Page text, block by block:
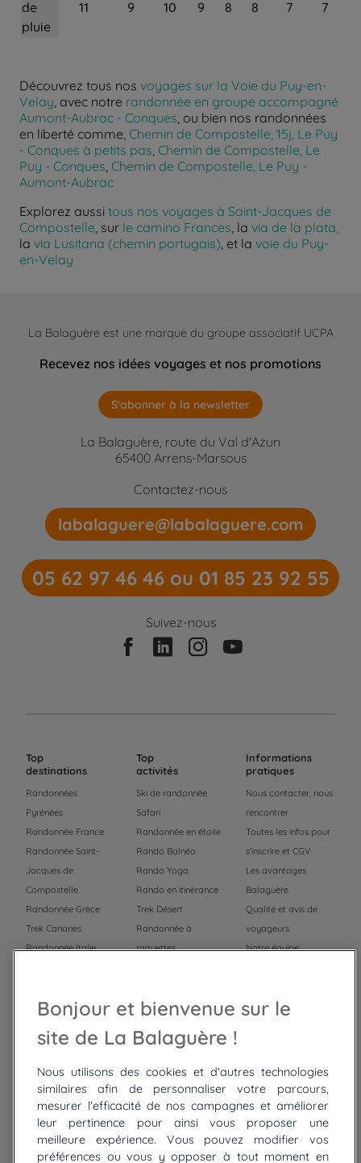
de
pluie
11 9 10 9 8 8 7 7
Découvrez tous nos voyages sur la Voie du Puy-en-
Velay , avec notre randonnée en groupe accompagné
Aumont-Aubrac - Conques , ou bien nos randonnées
en liberté comme, Chemin de Compostelle, 15j, Le Puy
- Conques à petits pas Chemin de Compostelle, Le
Puy - Conques Chemin de Compostelle, Le Puy -
Aumont-Aubrac
Explorez aussi tous nos voyages à Saint-Jacques de
Compostelle , sur le camino Frances , la via de la plata
la via Lusitana (chemin portugais) , et la voie du Puy-
en-Velay
La Balaguère est une marque du groupe associatif UCPA
Recevez nos idées voyages et nos promotions
S'abonner à la newsletter
La Balaguère, route du Val d'Azun
65400 Arrens-Marsous
Contactez-nous
labalaguere@labalaguere.com
05 62 97 46 46 ou 01 85 23 92 55
Suivez-nous
Top
destinations
Randonnées
Pyrénées
Randonnée France
Randonnée Saint-
Jacques de
Compostelle
Randonnée Grèce
Trek Canaries
Randonnée Italie
Trek Mauritanie
Top
activités
Ski de randonnée
Safari
Randonnée en étoile
Rando Balnéo
Rando Yoga
Rando en itinérance
Trek Désert
Randonnée à
raquettes
Trek
Informations
pratiques
Nous contacter, nous
rencontrer
Toutes les infos pour
s'inscrire et CGV
Les avantages
Balaguère
Qualité et avis de
voyageurs
Notre équipe
Top
circuits
Tour du lac de Constance à vélo
Cyclades : Amorgos et Naxos
Randonnée aux Bardenas Reales
Bonjour et bienvenue sur le
site de La Balaguère !
Nous utilisons des cookies et d'autres technologies
similaires afin de personnaliser votre parcours,
mesurer l'efficacité de nos campagnes et améliorer
leur pertinence pour ainsi vous proposer une
meilleure expérience. Vous pouvez modifier vos
préférences ou vous y opposer à tout moment en